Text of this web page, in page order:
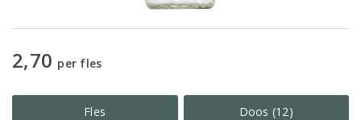
2,70 per fles
Fles Doos (12)